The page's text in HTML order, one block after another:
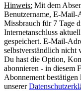
Hinweis: Mit dem
Benutzername, E-Mail-
Missbrauch für 7 Tage
Internetanschluss
gespeichert. E-Mail-
selbstverständlich nicht
Du hast die Option,
abonnieren - in diesem
Abonnement
unserer